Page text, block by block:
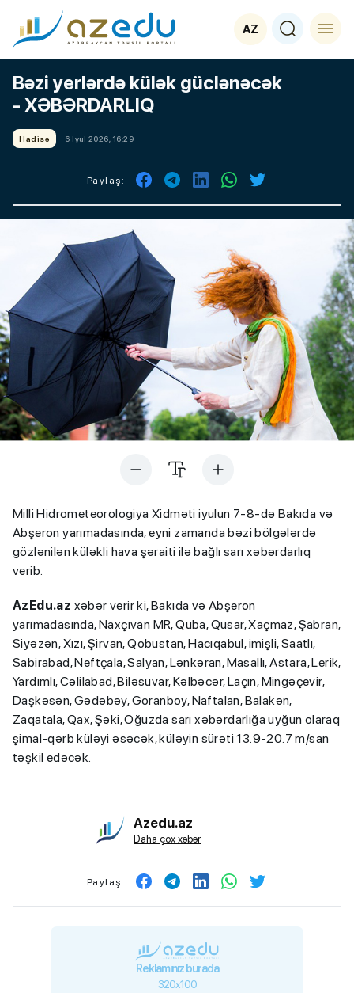
AZ
Bəzi yerlərdə külək güclənəcək
- XƏBƏRDARLIQ
Hadisə 6 İyul 2026, 16:29
Paylaş:
Milli Hidrometeorologiya Xidməti iyulun 7-8-də Bakıda və
Abşeron yarımadasında, eyni zamanda bəzi bölgələrdə
gözlənilən küləkli hava şəraiti ilə bağlı sarı xəbərdarlıq
verib.
AzEdu.az xəbər verir ki, Bakıda və Abşeron
yarımadasında, Naxçıvan MR, Quba, Qusar, Xaçmaz, Şabran,
Siyəzən, Xızı, Şirvan, Qobustan, Hacıqabul, imişli, Saatlı,
Sabirabad, Neftçala, Salyan, Lənkəran, Masallı, Astara, Lerik,
Yardımlı, Cəlilabad, Biləsuvar, Kəlbəcər, Laçın, Mingəçevir,
Daşkəsən, Gədəbəy, Goranboy, Naftalan, Balakən,
Zaqatala, Qax, Şəki, Oğuzda sarı xəbərdarlığa uyğun olaraq
şimal-qərb küləyi əsəcək, küləyin sürəti 13.9-20.7 m/san
təşkil edəcək.
Azedu.az
Daha çox xəbər
Paylaş:
Reklamınız burada
320x100